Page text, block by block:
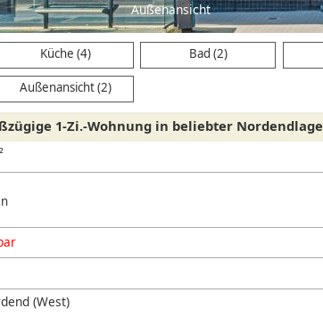
Außenansicht
Küche (4) Bad (2)
Außenansicht (2)
1-Zi.-Wohnung in beliebter Nordendlage
(West)